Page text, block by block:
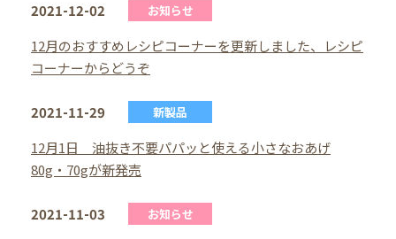
2021-12-02 お知らせ
12月のおすすめレシピコーナーを更新しました、レシピ
コーナーからどうぞ
2021-11-29 新製品
12月1日 油抜き不要パパッと使える小さなおあげ
80g・70gが新発売
2021-11-03 お知らせ